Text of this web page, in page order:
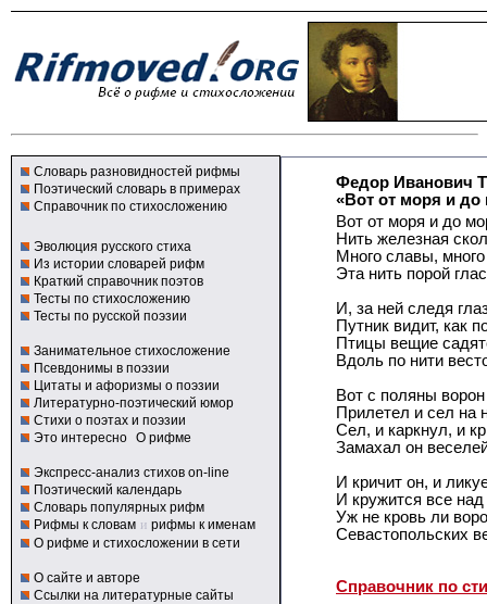
Словарь разновидностей рифмы
Поэтический словарь в примерах
Справочник по стихосложению
Эволюция русского стиха
Из истории словарей рифм
Краткий справочник поэтов
Тесты по стихосложению
Тесты по русской поэзии
Занимательное стихосложение
Псевдонимы в поэзии
Цитаты и афоризмы о поэзии
Литературно-поэтический юмор
Стихи о поэтах и поэзии
Это интересно О рифме
Экспресс-анализ стихов on-line
Поэтический календарь
Словарь популярных рифм
Рифмы к словам и рифмы к именам
О рифме и стихосложении в сети
О сайте и авторе
Ссылки на литературные сайты
Федор Иванович
«Вот от моря и до
Вот от моря и до
Нить железная
Много славы, много
Эта нить порой
И, за ней следя
Путник видит, как
Птицы вещие
Вдоль по нити
Вот с поляны
Прилетел и сел на
Сел, и каркнул, и
Замахал он
И кричит он, и
И кружится все над
Уж не кровь ли
Севастопольских
Справочник по